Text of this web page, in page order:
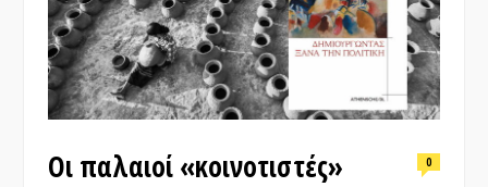
Οι παλαιοί «κοινοτιστές» 0